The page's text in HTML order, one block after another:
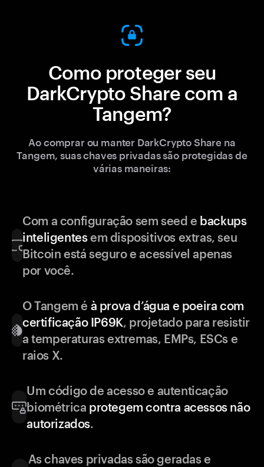
Como proteger seu
DarkCrypto Share com a
Tangem?
Ao comprar ou manter DarkCrypto Share na
Tangem, suas chaves privadas são protegidas de
várias maneiras:
Com a configuração sem seed e backups
inteligentesem dispositivos extras, seu
Bitcoin está seguro e acessível apenas
por você.
O Tangem é à prova d’água e poeira com
certificação IP69K, projetado para resistir
a temperaturas extremas, EMPs, ESCs e
raios X.
Um código de acesso e autenticação
biométrica protegem contra acessos não
autorizados.
As chaves privadas são geradas e